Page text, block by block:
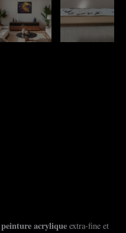
peinture acrylique extra-fine et